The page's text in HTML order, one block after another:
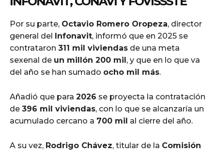
Por su parte, Octavio Romero Oropeza, director
general del Infonavit, informó que en 2025 se
contrataron 311 mil viviendas de una meta
sexenal de un millón 200 mil, y que en lo que va
del año se han sumado ocho mil más.
Añadió que para 2026 se proyecta la contratación
de 396 mil viviendas, con lo que se alcanzaría un
acumulado cercano a 700 mil al cierre del año.
A su vez, Rodrigo Chávez, titular de la Comisión